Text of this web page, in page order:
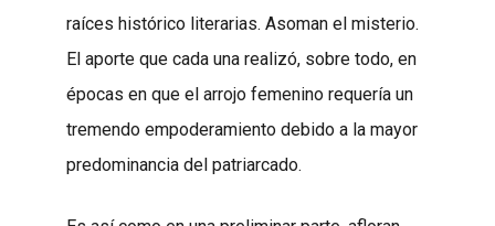
raíces histórico literarias. Asoman el misterio.
El aporte que cada una realizó, sobre todo, en
épocas en que el arrojo femenino requería un
tremendo empoderamiento debido a la mayor
predominancia del patriarcado.